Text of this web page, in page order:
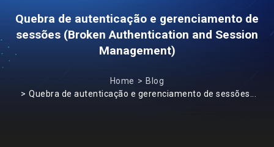
Quebra de autenticação e gerenciamento de
sessões (Broken Authentication and Session
Management)
Home
Blog
Quebra de autenticação e gerenciamento de sessões...